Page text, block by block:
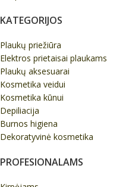
KATEGORIJOS
Plaukų priežiūra
Elektros prietaisai plaukams
Plaukų aksesuarai
Kosmetika veidui
Kosmetika kūnui
Depiliacija
Burnos higiena
Dekoratyvinė kosmetika
PROFESIONALAMS